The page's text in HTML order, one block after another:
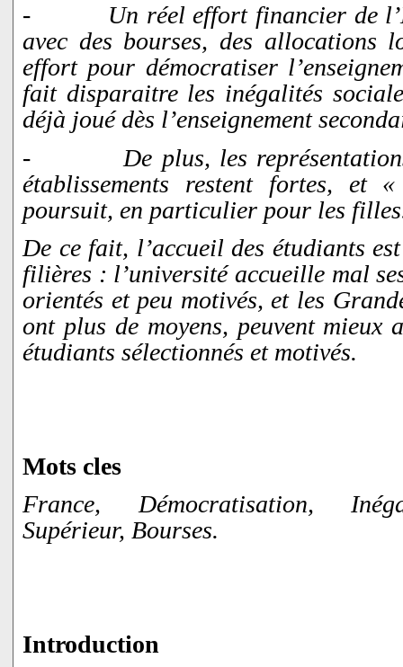
-
Un réel effort financier de
avec des bourses, des allocations
effort pour démocratiser
fait disparaitre les inégalités
déjà joué dès l’enseignement
-
De plus, les
établissements restent fortes, et
poursuit, en particulier pour les
De ce fait, l’accueil des étudiants
filières : l’université accueille mal
orientés et peu motivés, et les
ont plus de moyens, peuvent mieux
étudiants sélectionnés et motivés.
Mots cles
France, Démocratisation,
Supérieur, Bourses.
Introduction